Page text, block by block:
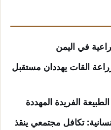
في اليمن
القات يهددان مستقبل
الفريدة المهددة
تكافل مجتمعي ينقذ